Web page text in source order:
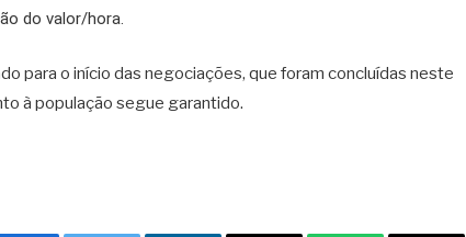
do valor/hora.
para o início das negociações, que foram concluídas neste
à população segue garantido.